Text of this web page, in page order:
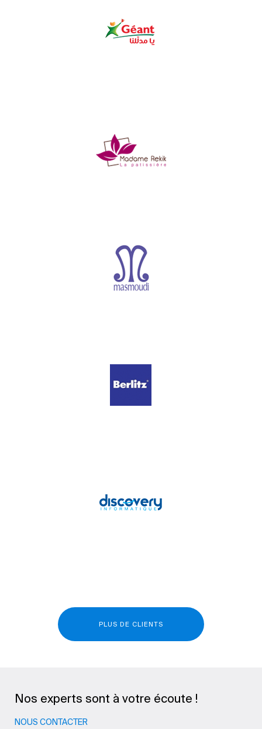
PLUS DE CLIENTS
Nos experts sont à votre écoute !
NOUS CONTACTER